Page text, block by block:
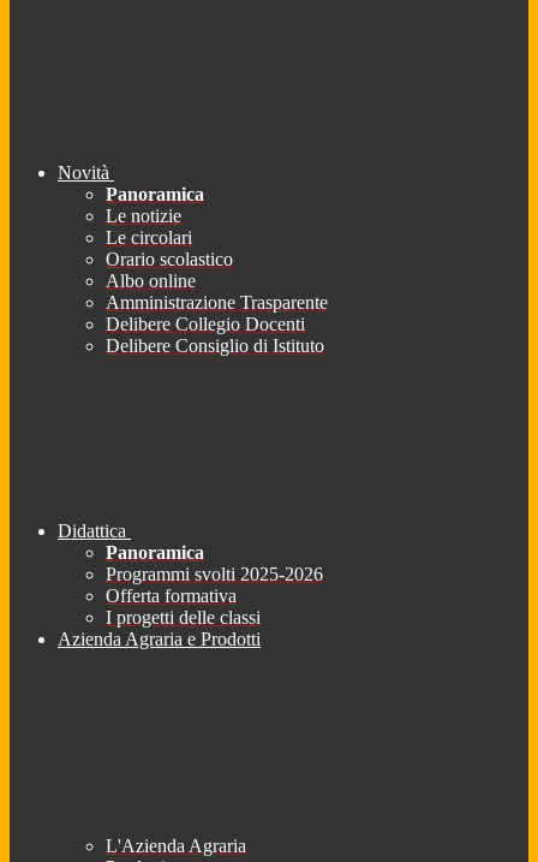
Novità
Panoramica
Le notizie
Le circolari
Orario scolastico
Albo online
Amministrazione Trasparente
Delibere Collegio Docenti
Delibere Consiglio di Istituto
Didattica
Panoramica
Programmi svolti 2025-2026
Offerta formativa
I progetti delle classi
Azienda Agraria e Prodotti
L'Azienda Agraria